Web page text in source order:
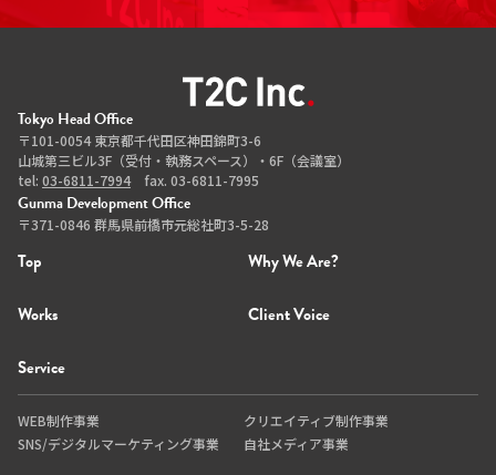
Tokyo Head Office
〒101-0054 東京都千代田区神田錦町3-6
山城第三ビル3F（受付・執務スペース）・6F（会議室）
tel: 03-6811-7994fax. 03-6811-7995
Gunma Development Office
〒371-0846 群馬県前橋市元総社町3-5-28
Top Why We Are?
Works Client Voice
Service
WEB制作事業
クリエイティブ制作事業
SNS/デジタルマーケティング事業
自社メディア事業